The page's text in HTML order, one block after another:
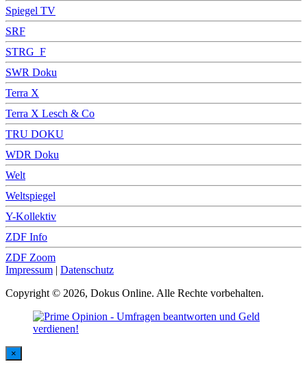
Spiegel TV
SRF
STRG_F
SWR Doku
Terra X
Terra X Lesch & Co
TRU DOKU
WDR Doku
Welt
Weltspiegel
Y-Kollektiv
ZDF Info
ZDF Zoom
Impressum | Datenschutz
Copyright © 2026, Dokus Online. Alle Rechte vorbehalten.
×